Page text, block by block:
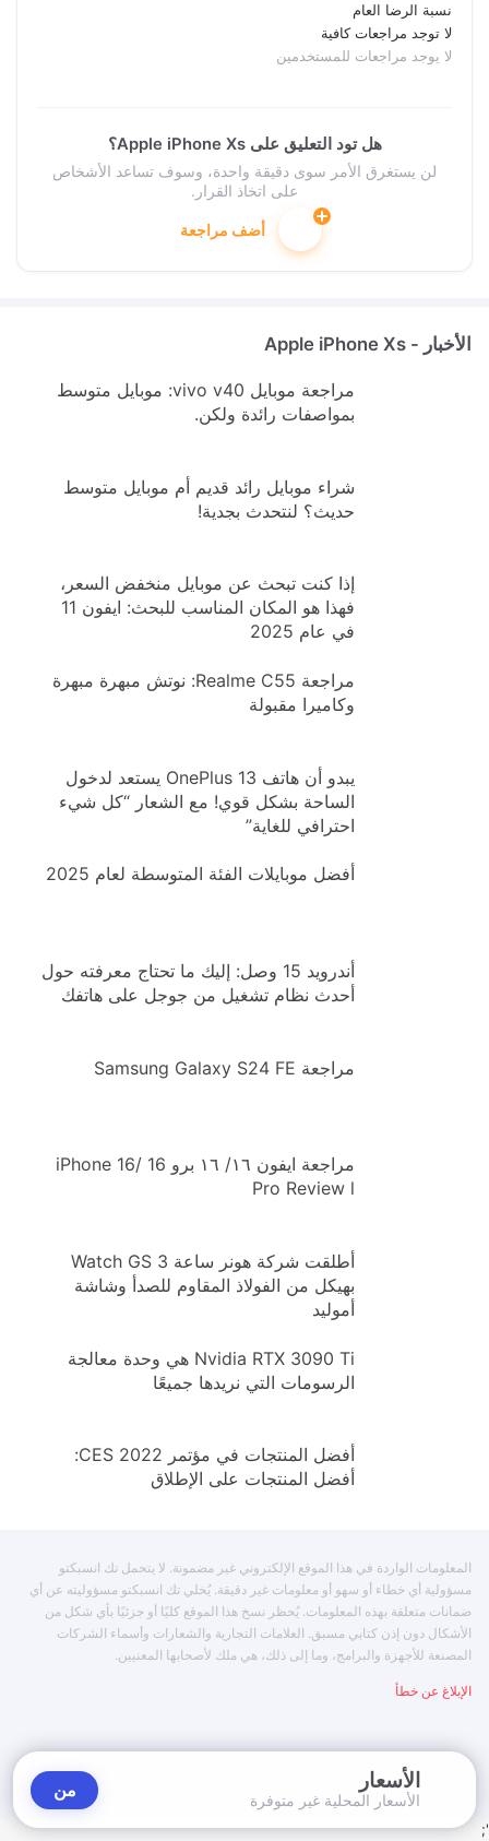
الأسعار
الأسعار المحلية غير متوفرة من
نسبة الرضا العام
لا توجد مراجعات كافية
لا يوجد مراجعات للمستخدمين
هل تود التعليق على Apple iPhone Xs؟
لن يستغرق الأمر سوى دقيقة واحدة، وسوف تساعد الأشخاص
على اتخاذ القرار.
أضف مراجعة
الأخبار - Apple iPhone Xs
مراجعة موبايل vivo v40: موبايل متوسط
بمواصفات رائدة ولكن.
شراء موبايل رائد قديم أم موبايل متوسط
حديث؟ لنتحدث بجدية!
إذا كنت تبحث عن موبايل منخفض السعر،
فهذا هو المكان المناسب للبحث: ايفون 11
في عام 2025
مراجعة Realme C55: نوتش مبهرة مبهرة
وكاميرا مقبولة
يبدو أن هاتف OnePlus 13 يستعد لدخول
الساحة بشكل قوي! مع الشعار “كل شيء
احترافي للغاية”
أفضل موبايلات الفئة المتوسطة لعام 2025
أندرويد 15 وصل: إليك ما تحتاج معرفته حول
أحدث نظام تشغيل من جوجل على هاتفك
مراجعة Samsung Galaxy S24 FE
مراجعة ايفون ١٦/ ١٦ برو iPhone 16/ 16
Pro Review l
أطلقت شركة هونر ساعة Watch GS 3
بهيكل من الفولاذ المقاوم للصدأ وشاشة
أموليد
Nvidia RTX 3090 Ti هي وحدة معالجة
الرسومات التي نريدها جميعًا
أفضل المنتجات في مؤتمر CES 2022:
أفضل المنتجات على الإطلاق
المعلومات الواردة في هذا الموقع الإلكتروني غير مضمونة. لا يتحمل تك انسبكتو
مسؤولية أي خطاء أو سهو أو معلومات غير دقيقة. يُخلي تك انسبكتو مسؤوليته عن أي
ضمانات متعلقة بهذه المعلومات. يُحظر نسخ هذا الموقع كليًا أو جزئيًا بأي شكل من
الأشكال دون إذن كتابي مسبق. العلامات التجارية والشعارات وأسماء الشركات
المصنعة للأجهزة والبرامج، وما إلى ذلك، هي ملك لأصحابها المعنيين.
الإبلاغ عن خطأ
';